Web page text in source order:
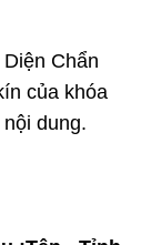
Chẩn
của khóa
dung.